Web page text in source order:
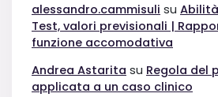
alessandro.cammisuli su
Test, valori previsionali |
funzione accomodativa
Andrea Astarita su Regola del
applicata a un caso clinico